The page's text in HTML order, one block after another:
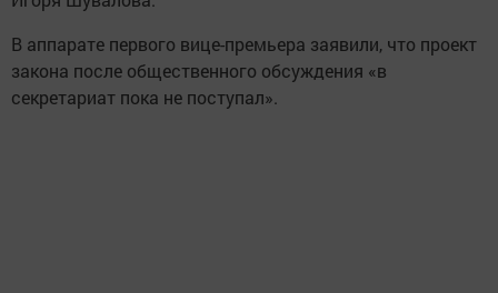
В аппарате первого вице-премьера заявили, что проект
закона после общественного обсуждения «в
секретариат пока не поступал».